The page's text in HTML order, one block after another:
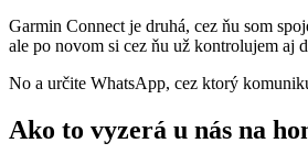
Garmin Connect je druhá, cez ňu som
ale po novom si cez ňu už kontrolujem aj
No a určite WhatsApp, cez ktorý
Ako to vyzerá u nás na